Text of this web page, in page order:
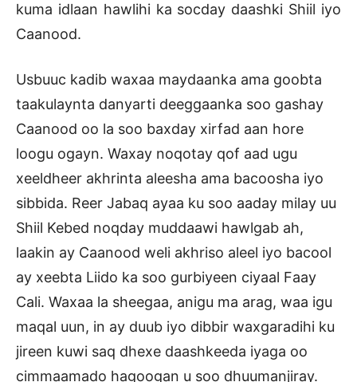
kuma idlaan hawlihi ka socday daashki Shiil iyo
Caanood.
Usbuuc kadib waxaa maydaanka ama goobta
taakulaynta danyarti deeggaanka soo gashay
Caanood oo la soo baxday xirfad aan hore
loogu ogayn. Waxay noqotay qof aad ugu
xeeldheer akhrinta aleesha ama bacoosha iyo
sibbida. Reer Jabaq ayaa ku soo aaday milay uu
Shiil Kebed noqday muddaawi hawlgab ah,
laakin ay Caanood weli akhriso aleel iyo bacool
ay xeebta Liido ka soo gurbiyeen ciyaal Faay
Cali. Waxaa la sheegaa, anigu ma arag, waa igu
maqal uun, in ay duub iyo dibbir waxgaradihi ku
jireen kuwi saq dhexe daashkeeda iyaga oo
cimmaamado hagoogan u soo dhuumanjiray.